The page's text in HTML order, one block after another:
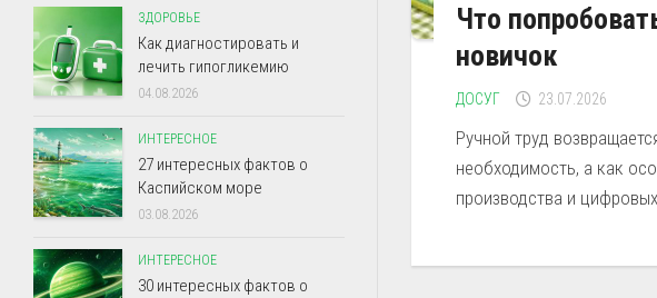
Что
новичок
ДОСУГ 23.07.2026
Ручной труд
необходимость, а как
производства и
ЗДОРОВЬЕ
Как диагностировать и
лечить гипогликемию
04.08.2026
ИНТЕРЕСНОЕ
27 интересных фактов о
Каспийском море
03.08.2026
ИНТЕРЕСНОЕ
30 интересных фактов о